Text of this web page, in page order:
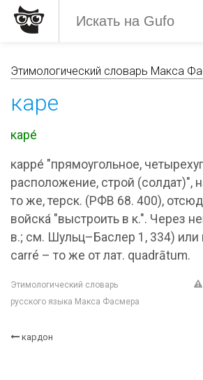
Этимологический словарь Макса
каре
каре́
карре́ "прямоугольное,
расположение, строй (солдат)",
то же, терск. (РФВ 68. 400),
войска́ "выстроить в к.". Через
в.; см. Шульц–Баслер 1, 334)
carré – то же от лат. quadrātum.
Этимологический словарь
русского языка Макса Фасмера
кардон